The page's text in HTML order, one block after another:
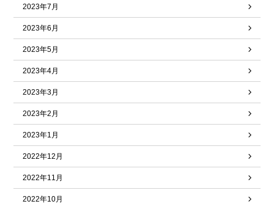
2023年7月
2023年6月
2023年5月
2023年4月
2023年3月
2023年2月
2023年1月
2022年12月
2022年11月
2022年10月